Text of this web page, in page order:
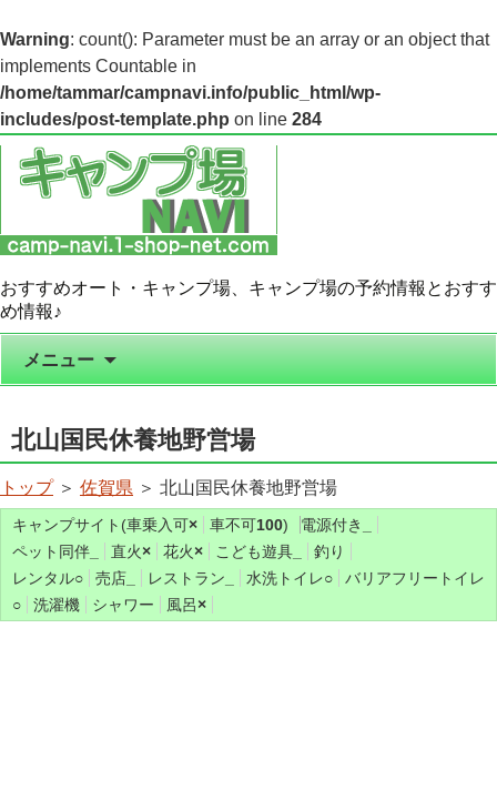
Warning: count(): Parameter must be an array or an object that
implements Countable in
/home/tammar/campnavi.info/public_html/wp-
includes/post-template.php on line 284
おすすめオート・キャンプ場、キャンプ場の予約情報とおすす
め情報♪
メニュー
北山国民休養地野営場
トップ＞ 佐賀県 ＞ 北山国民休養地野営場
キャンプサイト(車乗入可× 車不可100) 電源付き
ペット同伴
直火× 花火× こども遊具
釣り
レンタル○ 売店 レストラン 水洗トイレ○
バリアフリートイレ
○
洗濯機 シャワー 風呂×